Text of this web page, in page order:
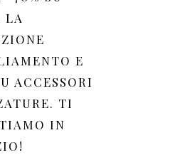
LA
E
ACCESSORI
TI
IN